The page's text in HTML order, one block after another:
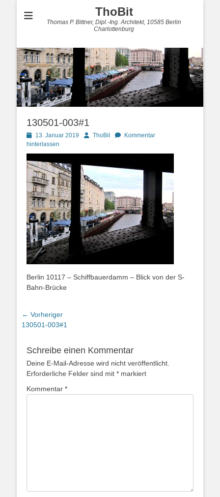
ThoBit
Thomas P. Bittner, Dipl.-Ing. Architekt, 10585 Berlin
Charlottenburg
130501-003#1
Posted
on
13. Januar 2019 AutorThoBit
Kommentar
hinterlassen
Berlin 10117 – Schiffbauerdamm – Blick von der S-
Bahn-Brücke
Beitragsnavigation
← Vorheriger
Vorheriger
130501-003#1
Schreibe einen Kommentar
Deine E-Mail-Adresse wird nicht veröffentlicht.
Erforderliche Felder sind mit * markiert
Kommentar *